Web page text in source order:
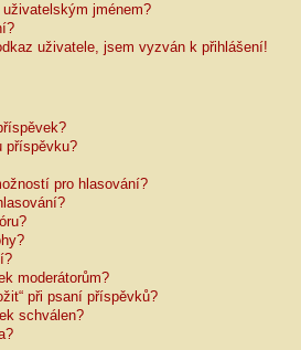
jménem?
uživatele, jsem vyzván k přihlášení!
příspěvku?
pro hlasování?
moderátorům?
při psaní příspěvků?
schválen?